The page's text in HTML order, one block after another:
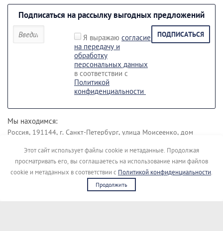
Подписаться на рассылку выгодных предложений
Я выражаю согласие
на передачу и
обработку
персональных данных
в соответствии с
Политикой
конфиденциальности
ПОДПИСАТЬСЯ
Мы находимся:
Россия, 191144, г. Санкт-Петербург, улица Моисеенко, дом
+7 (812) 495-45-19 +7 (911) 148-04-00
Copyright © [kupimigalku]
Этот сайт использует файлы cookie и метаданные. Продолжая
просматривать его, вы соглашаетесь на использование нами файлов
cookie и метаданных в соответствии с Политикой конфиденциальности.
Продолжить